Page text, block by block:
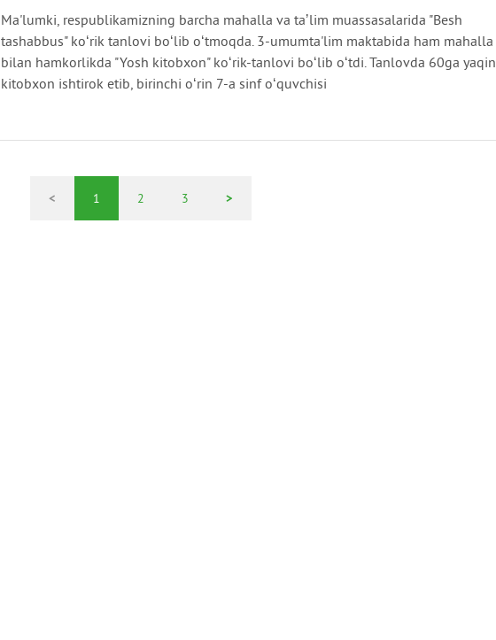
Ma'lumki, respublikamizning barcha mahalla va taʼlim muassasalarida "Besh
tashabbus" koʻrik tanlovi boʻlib oʻtmoqda. 3-umumta'lim maktabida ham mahalla
bilan hamkorlikda "Yosh kitobxon" koʻrik-tanlovi boʻlib oʻtdi. Tanlovda 60ga yaqin
kitobxon ishtirok etib, birinchi oʻrin 7-a sinf oʻquvchisi
< 1 2 3 >